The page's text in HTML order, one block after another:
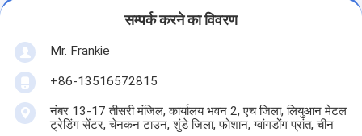
सम्पर्क करने का विवरण
Mr. Frankie
+86-13516572815
नंबर 13-17 तीसरी मंजिल, कार्यालय भवन 2, एच जिला, लियुआन मेटल
ट्रेडिंग सेंटर, चेनकन टाउन, शुंडे जिला, फोशान, ग्वांगडोंग प्रांत, चीन